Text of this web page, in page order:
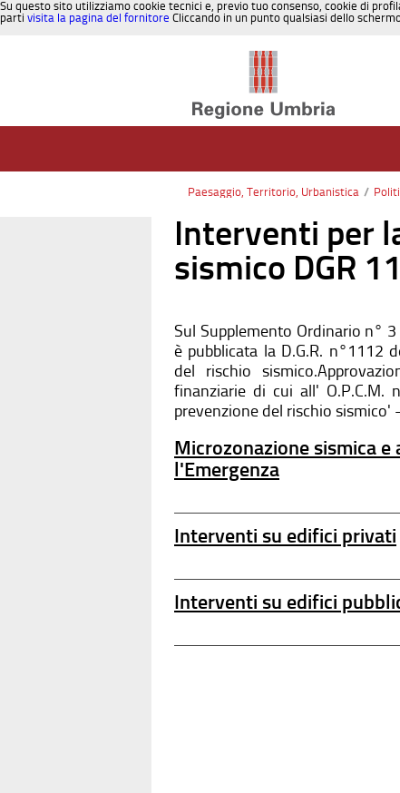
Su questo sito utilizziamo cookie tecnici e, previo tuo consenso, cookie di
parti visita la pagina del fornitore Cliccando in un punto qualsiasi dello
Paesaggio, Territorio, Urbanistica /
Interventi per
sismico DGR
Sul Supplemento Ordinario n°
è pubblicata la D.G.R. n°1112
del rischio
finanziarie di cui all'
prevenzione del rischio sismico'
Microzonazione sismica
l'Emergenza
Interventi su edifici privati
Interventi su edifici